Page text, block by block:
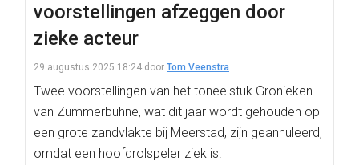
voorstellingen afzeggen door
zieke acteur
29 augustus 2025 18:24 door Tom Veenstra
Twee voorstellingen van het toneelstuk Gronieken
van Zummerbühne, wat dit jaar wordt gehouden op
een grote zandvlakte bij Meerstad, zijn geannuleerd,
omdat een hoofdrolspeler ziek is.